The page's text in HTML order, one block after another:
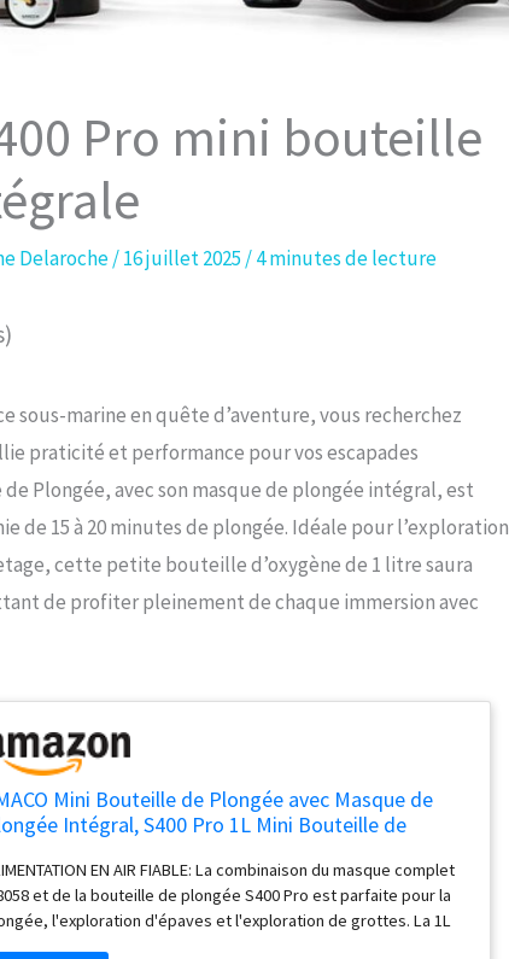
Pro mini bouteille
Delaroche/16 juillet 2025 /4 minutes de lecture
sous-marine en quête d’aventure, vous recherchez
praticité et performance pour vos escapades
Plongée, avec son masque de plongée intégral, est
de 15 à 20 minutes de plongée. Idéale pour l’exploration
cette petite bouteille d’oxygène de 1 litre saura
de profiter pleinement de chaque immersion avec
Mini Bouteille de Plongée avec Masque de
Intégral, S400 Pro 1L Mini Bouteille de
Marin Exploration Sauvetage
EN AIR FIABLE: La combinaison du masque complet
et de la bouteille de plongée S400 Pro est parfaite pour la
l'exploration d'épaves et l'exploration de grottes. La 1L